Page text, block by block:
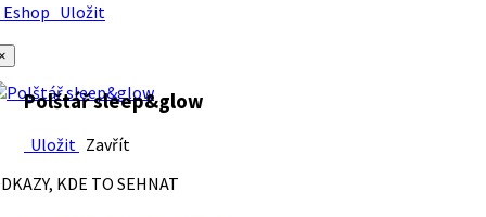
Uložit
Polštář sleep&glow
Uložit Zavřít
KDE TO SEHNAT